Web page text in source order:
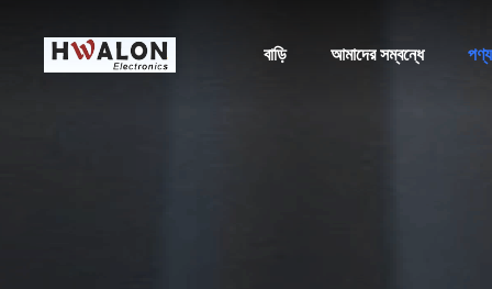
বাড়ি আমাদের সম্বন্ধে পণ্য